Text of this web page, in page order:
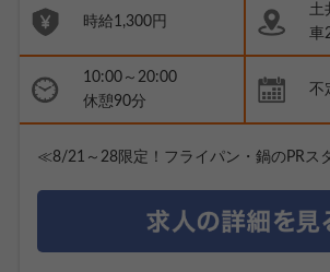
時給1,300円
土
車
10:00～20:00
休憩90分
不
≪8/21～28限定！フライパン・鍋のPRス